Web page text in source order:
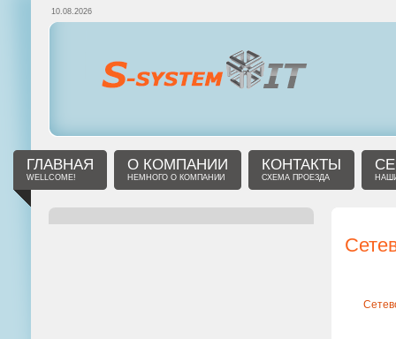
10.08.2026
ГЛАВНАЯ
WELLCOME!
О КОМПАНИИ
НЕМНОГО О КОМПАНИИ
КОНТАКТЫ
СХЕМА ПРОЕЗДА